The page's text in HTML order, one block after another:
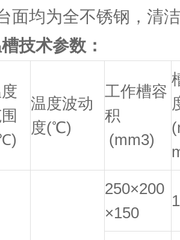
面均为全不锈钢，清
技术参数：
温度波动
度(℃)
工作槽容
积
(mm3)
250×200
×150